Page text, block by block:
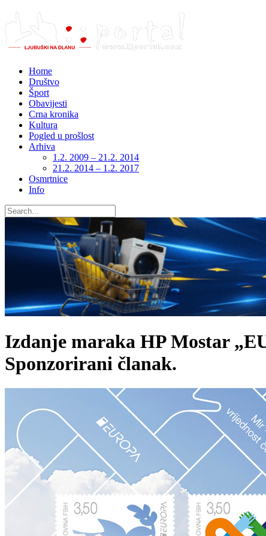
Home
Društvo
Šport
Obavijesti
Crna kronika
Kultura
Pogled u prošlost
Arhiva
1.2. 2009 – 21.2. 2014
21.2. 2014 – 1.2. 2017
Osmrtnice
Info
Izdanje maraka HP Mostar
Sponzorirani članak.